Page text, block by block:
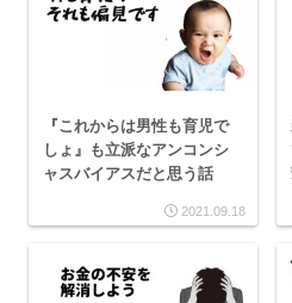
『これからは男性も育児で
しょ』も立派なアンコンシ
ャスバイアスだと思う話
2021.09.18